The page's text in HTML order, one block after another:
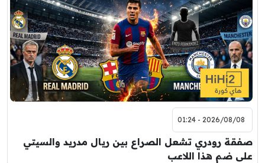
برشلونة
مباراة ودية
نوتنغهام فورست
اودينيزي
8:00 م
مباراة ودية
برشلونة
2026/08/08 - 01:24
صفقة رودري تشعل الصراع بين ريال مدريد والسيتي
على ضم هذا اللاعب